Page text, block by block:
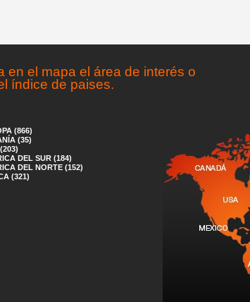
en el mapa el área de interés o
índice de paises.
(866)
(35)
DEL SUR (184)
DEL NORTE (152)
(321)